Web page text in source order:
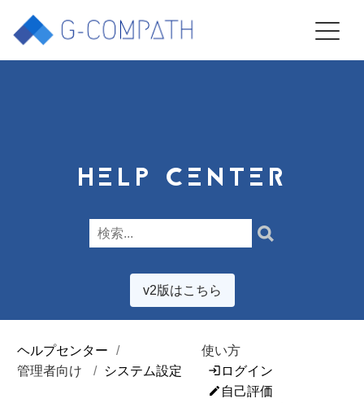
HELP CENTER
v2版はこちら
ヘルプセンター
管理者向け
システム設定
使い方
login ログイン
edit 自己評価